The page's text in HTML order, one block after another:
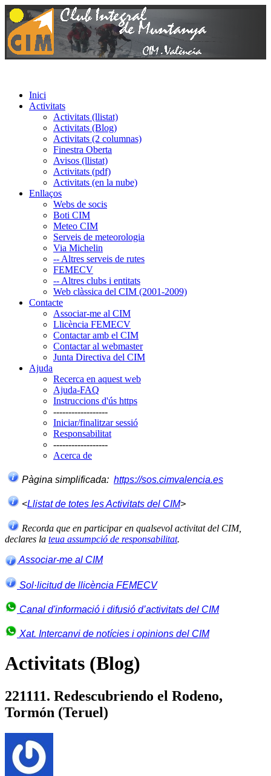
Inici
Activitats
Activitats (llistat)
Activitats (Blog)
Activitats (2 columnas)
Finestra Oberta
Avisos (llistat)
Activitats (pdf)
Activitats (en la nube)
Enllaços
Webs de socis
Boti CIM
Meteo CIM
Serveis de meteorologia
Via Michelin
-- Altres serveis de rutes
FEMECV
-- Altres clubs i entitats
Web clàssica del CIM (2001-2009)
Contacte
Associar-me al CIM
Llicència FEMECV
Contactar amb el CIM
Contactar al webmaster
Junta Directiva del CIM
Ajuda
Recerca en aquest web
Ajuda-FAQ
Instruccions d'ús https
------------------
Iniciar/finalitzar sessió
Responsabilitat
------------------
Acerca de
Pàgina simplificada: https://sos.cimvalencia.es
<Llistat de totes les Activitats del CIM>
Recorda que en participar en qualsevol activitat del CIM,
declares la teua assumpció de responsabilitat.
Associar-me al CIM
Sol·licitud de llicència FEMECV
Canal d'informació i difusió d’activitats del CIM
Xat. Intercanvi de notícies i opinions del CIM
Activitats (Blog)
221111. Redescubriendo el Rodeno,
Tormón (Teruel)